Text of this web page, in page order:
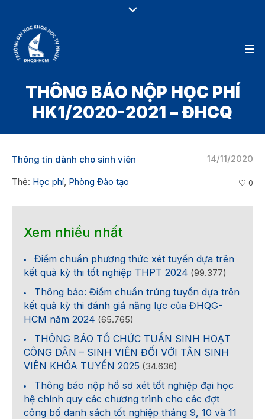
THÔNG BÁO NỘP HỌC PHÍ
HK1/2020-2021 – ĐHCQ
14/11/2020
Thông tin dành cho sinh viên
Thẻ: Học phí, Phòng Đào tạo 0
Xem nhiều nhất
Điểm chuẩn phương thức xét tuyển dựa trên
kết quả kỳ thi tốt nghiệp THPT 2024 (99.377)
Thông báo: Điểm chuẩn trúng tuyển dựa trên
kết quả kỳ thi đánh giá năng lực của ĐHQG-
HCM năm 2024 (65.765)
THÔNG BÁO TỔ CHỨC TUẦN SINH HOẠT
CÔNG DÂN – SINH VIÊN ĐỐI VỚI TÂN SINH
VIÊN KHÓA TUYỂN 2025 (34.636)
Thông báo nộp hồ sơ xét tốt nghiệp đại học
hệ chính quy các chương trình cho các đợt
công bố danh sách tốt nghiệp tháng 9, 10 và 11